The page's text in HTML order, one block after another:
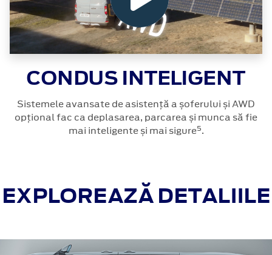
CONDUS INTELIGENT
Sistemele avansate de asistență a șoferului și AWD
opțional fac ca deplasarea, parcarea și munca să fie
mai inteligente și mai sigure5.
EXPLOREAZĂ DETALIILE